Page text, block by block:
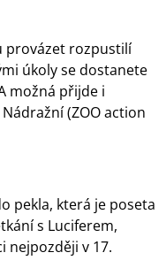
provázet rozpustilí
úkoly se dostanete
možná přijde i
(ZOO action
pekla, která je poseta
s Luciferem,
nejpozději v 17.